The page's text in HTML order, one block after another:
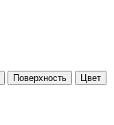
Поверхность
Цвет